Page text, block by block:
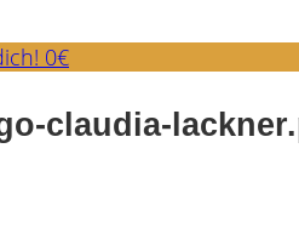
0€
claudia-